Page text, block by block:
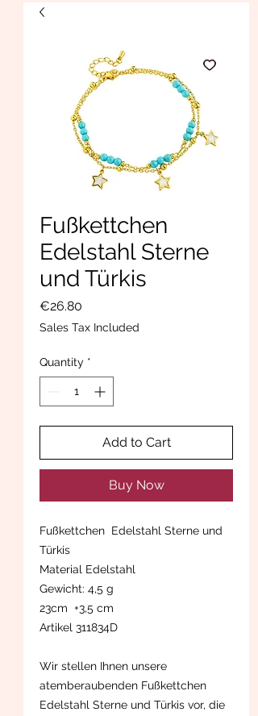
Fußkettchen
Edelstahl Sterne
und Türkis
€26.80
Sales Tax Included
Quantity *
Add to Cart
Buy Now
Fußkettchen Edelstahl Sterne und
Türkis
Material Edelstahl
Gewicht: 4,5 g
23cm +3,5 cm
Artikel 311834D
Wir stellen Ihnen unsere
atemberaubenden Fußkettchen
Edelstahl Sterne und Türkis vor, die